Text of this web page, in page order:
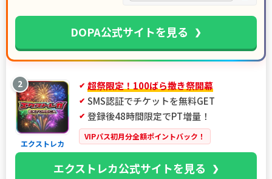
DOPA公式サイトを見る
2
エクストレカ
超祭限定！100ばら撒き祭開幕
SMS認証でチケットを無料GET
登録後48時間限定でPT増量！
VIPパス初月分全額ポイントバック！
エクストレカ公式サイトを見る